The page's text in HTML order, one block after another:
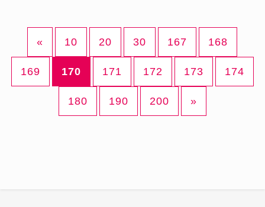
« 10 20 30 167 168
169 170 171 172 173 174
180 190 200 »